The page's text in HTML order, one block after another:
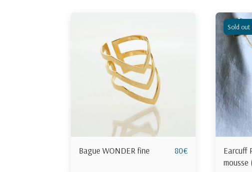
Bague WONDER fine 80€
Sold out
Earcuff
mousse